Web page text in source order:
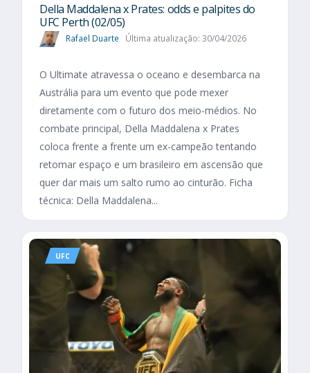
Della Maddalena x Prates: odds e palpites do
UFC Perth (02/05)
Rafael Duarte Última atualização: 30/04/2026
O Ultimate atravessa o oceano e desembarca na
Austrália para um evento que pode mexer
diretamente com o futuro dos meio-médios. No
combate principal, Della Maddalena x Prates
coloca frente a frente um ex-campeão tentando
retomar espaço e um brasileiro em ascensão que
quer dar mais um salto rumo ao cinturão. Ficha
técnica: Della Maddalena...
UFC